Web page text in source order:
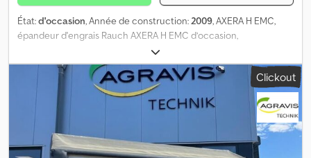
État:d'occasion, Année de construction:2009, AXERA H EMC,
épandeur d'engrais Rauch AXERA H EMC d’occasion,
entraînement hydraulique, ISOBUS sans affichage séparé, bâche.
Djdpfszrqtcsx Ag Ejck
Clickout